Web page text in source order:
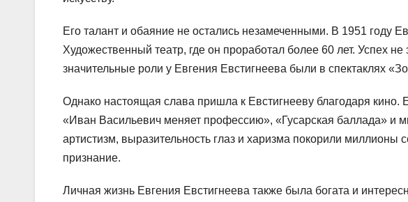
Его талант и обаяние не остались незамеченными. В 1951 году
Художественный театр, где он проработал более 60 лет. Успех
значительные роли у Евгения Евстигнеева были в спектаклях
Однако настоящая слава пришла к Евстигнееву благодаря
«Иван Васильевич меняет профессию», «Гусарская баллада» и
артистизм, выразительность глаз и харизма покорили миллионы
признание.
Личная жизнь Евгения Евстигнеева также была богата и